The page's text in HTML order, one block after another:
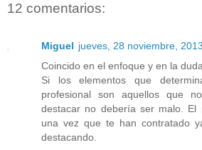
12 comentarios:
Miguel jueves, 28 noviembre, 2013
Coincido en el enfoque y en la
Si los elementos que
profesional son aquellos que
destacar no debería ser malo. El
una vez que te han contratado
destacando.